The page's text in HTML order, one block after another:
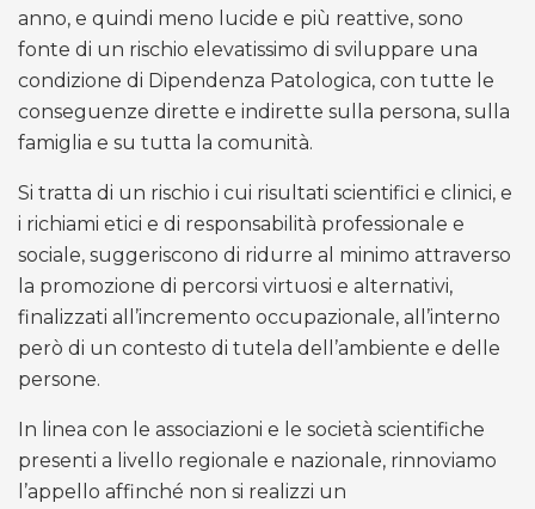
anno, e quindi meno lucide e più reattive, sono
fonte di un rischio elevatissimo di sviluppare una
condizione di Dipendenza Patologica, con tutte le
conseguenze dirette e indirette sulla persona, sulla
famiglia e su tutta la comunità.
Si tratta di un rischio i cui risultati scientifici e clinici, e
i richiami etici e di responsabilità professionale e
sociale, suggeriscono di ridurre al minimo attraverso
la promozione di percorsi virtuosi e alternativi,
finalizzati all’incremento occupazionale, all’interno
però di un contesto di tutela dell’ambiente e delle
persone.
In linea con le associazioni e le società scientifiche
presenti a livello regionale e nazionale, rinnoviamo
l’appello affinché non si realizzi un